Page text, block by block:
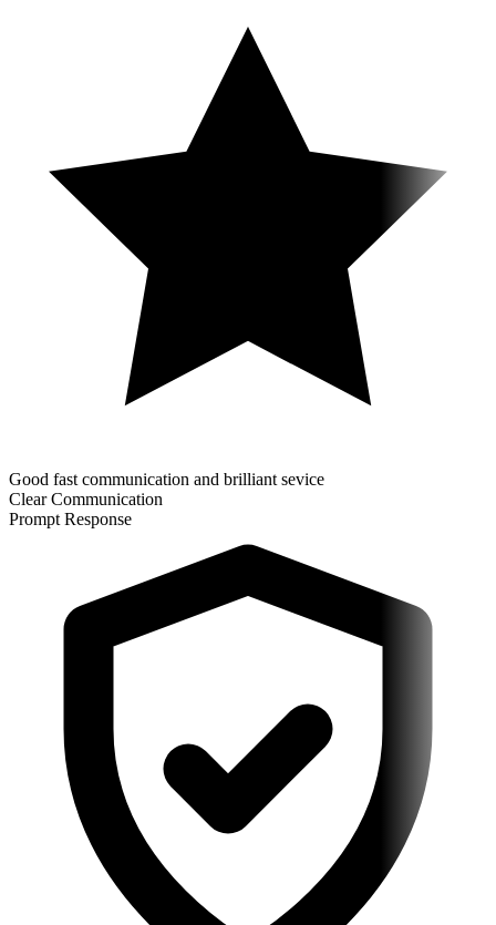
Good fast communication and brilliant sevice
Clear Communication
Prompt Response